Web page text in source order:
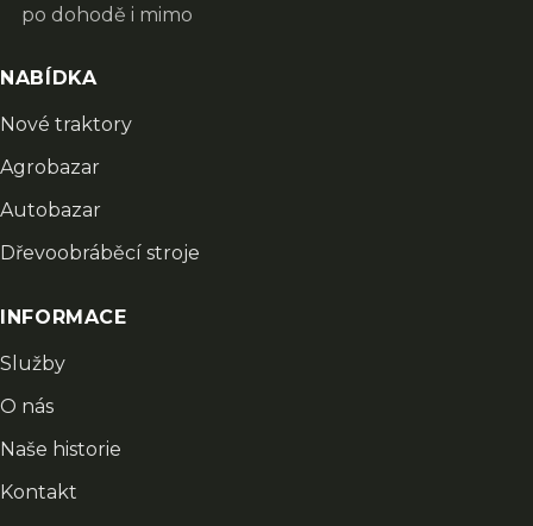
po dohodě i mimo
NABÍDKA
Nové traktory
Agrobazar
Autobazar
Dřevoobráběcí stroje
INFORMACE
Služby
O nás
Naše historie
Kontakt